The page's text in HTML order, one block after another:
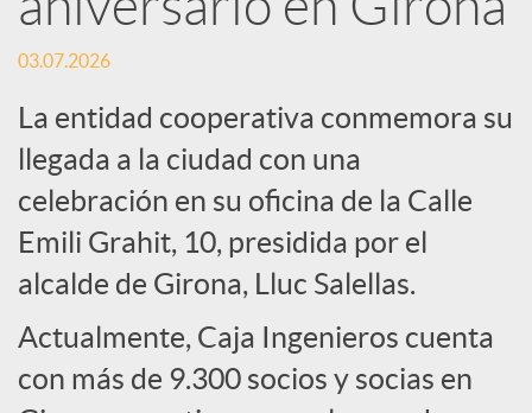
d
e
s
S
o
03.07.2026
La entidad cooperativa conmemora su
llegada a la ciudad con una
celebración en su oficina de la Calle
Emili Grahit, 10, presidida por el
alcalde de Girona, Lluc Salellas.
Actualmente, Caja Ingenieros cuenta
con más de 9.300 socios y socias en